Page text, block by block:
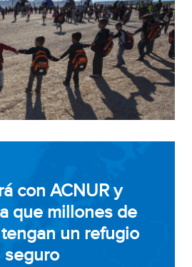
con ACNUR y
que millones de
un refugio
seguro